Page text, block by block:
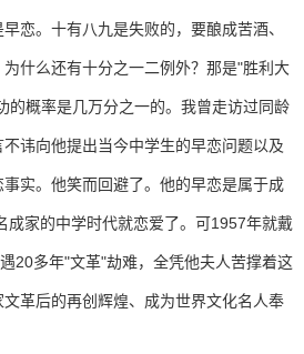
。十有八九是失败的，要酿成苦酒、
什么还有十分之一二例外？那是"胜利大
的概率是几万分之一的。我曾走访过同龄
讳向他提出当今中学生的早恋问题以及
实。他笑而回避了。他的早恋是属于成
成家的中学时代就恋爱了。可1957年就戴
20多年"文革"劫难，全凭他夫人苦撑着这
革后的再创辉煌、成为世界文化名人奉